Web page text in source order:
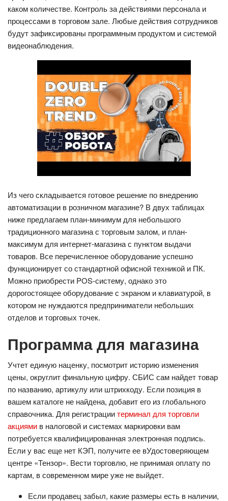
каком количестве. Контроль за действиями персонала и
процессами в торговом зале. Любые действия сотрудников
будут зафиксированы программным продуктом и системой
видеонаблюдения.
Из чего складывается готовое решение по внедрению
автоматизации в розничном магазине? В двух таблицах
ниже предлагаем план-минимум для небольшого
традиционного магазина с торговым залом, и план-
максимум для интернет-магазина с пунктом выдачи
товаров. Все перечисленное оборудование успешно
функционирует со стандартной офисной техникой и ПК.
Можно приобрести POS-систему, однако это
дорогостоящее оборудование с экраном и клавиатурой, в
котором не нуждаются предприниматели небольших
отделов и торговых точек.
Программа для магазина
Учтет единую наценку, посмотрит историю изменения
цены, округлит финальную цифру. СБИС сам найдет товар
по названию, артикулу или штрихкоду. Если позиция в
вашем каталоге не найдена, добавит его из глобального
справочника. Для регистрациитерминал для торговли
акциями в налоговой и системах маркировки вам
потребуется квалифицированная электронная подпись.
Если у вас еще нет КЭП, получите ее вУдостоверяющем
центре «Тензор». Вести торговлю, не принимая оплату по
картам, в современном мире уже не выйдет.
Если продавец забыл, какие размеры есть в наличии,